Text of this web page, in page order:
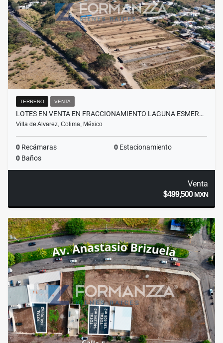
TERRENO VENTA
LOTES EN VENTA EN FRACCIONAMIENTO LAGUNA ESMER…
Villa de Alvarez, Colima, México
0 Recámaras 0 Estacionamiento
0 Baños
Venta
$499,500MXN